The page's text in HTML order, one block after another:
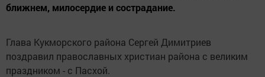
ближнем, милосердие и сострадание.
Глава Кукморского района Сергей Димитриев
поздравил православных христиан района с великим
праздником - с Пасхой.